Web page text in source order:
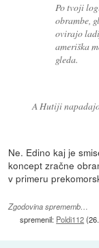
Po tvoji
obrambe,
ovirajo
ameriška
gleda.
A Hutiji
Ne. Edino kaj je
koncept zračne
v primeru
Zgodovina sprememb…
spremenil: Poldi112(